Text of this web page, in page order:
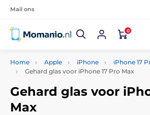
Mail ons
0
Home Apple iPhone
iPhone 17
Gehard glas voor iPhone 17 Pro Max
Gehard glas voor
Max